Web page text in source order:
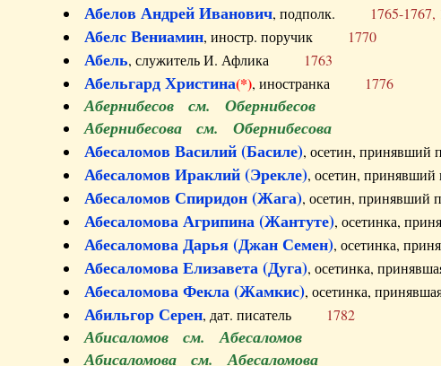
Абелов Андрей Иванович, подполк. 1765-1767,
Абелс Вениамин, иностр. поручик 1770
Абель, служитель И. Афлика 1763
Абельгард Христина(*), иностранка 1776
Абернибесов см. Обернибесов
Абернибесова см. Обернибесова
Абесаломов Василий (Басиле), осетин,
Абесаломов Ираклий (Эрекле), осетин,
Абесаломов Спиридон (Жага), осетин,
Абесаломова Агрипина (Жантуте), осетинка,
Абесаломова Дарья (Джан Семен), осетинка,
Абесаломова Елизавета (Дуга), осетинка,
Абесаломова Фекла (Жамкис), осетинка,
Абильгор Серен, дат. писатель 1782
Абисаломов см. Абесаломов
Абисаломова см. Абесаломова